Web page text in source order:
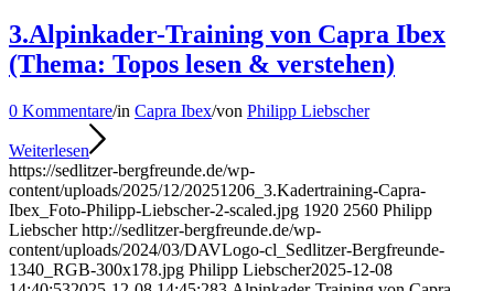
3.Alpinkader-Training von Capra Ibex
(Thema: Topos lesen & verstehen)
0 Kommentare/in Capra Ibex/von Philipp Liebscher
Weiterlesen
https://sedlitzer-bergfreunde.de/wp-
content/uploads/2025/12/20251206_3.Kadertraining-Capra-
Ibex_Foto-Philipp-Liebscher-2-scaled.jpg 1920 2560 Philipp
Liebscher http://sedlitzer-bergfreunde.de/wp-
content/uploads/2024/03/DAVLogo-cl_Sedlitzer-Bergfreunde-
1340_RGB-300x178.jpg Philipp Liebscher2025-12-08